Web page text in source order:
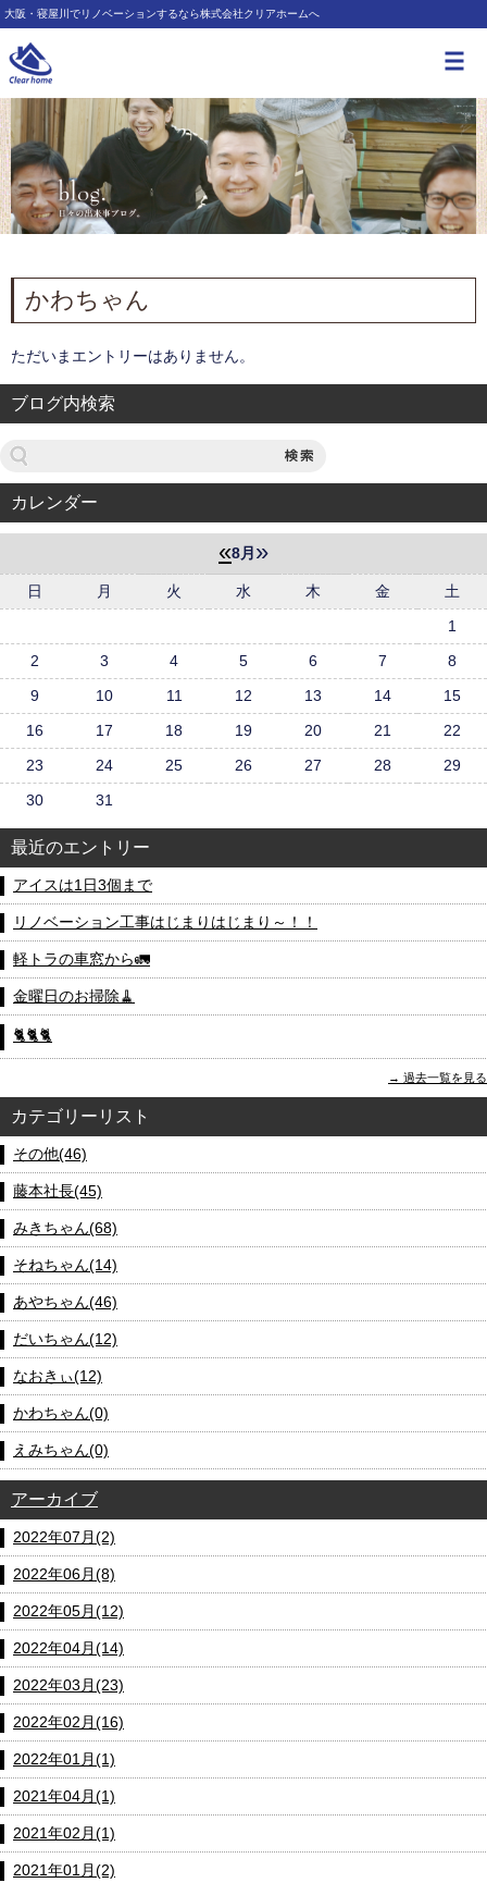
大阪・寝屋川でリノベーションするなら株式会社クリアホームへ
かわちゃん
ただいまエントリーはありません。
ブログ内検索
カレンダー
«8月 »
日 月 火 水 木 金
土
1
2
3 4 5 6 7
8
9
10 11 12 13 14
15
16
17 18 19 20 21
22
23
24 25 26 27 28
29
30
31
最近のエントリー
アイスは1日3個まで
リノベーション工事はじまりはじまり～！！
軽トラの車窓から🚛
金曜日のお掃除🧹
🐈🐈🐈
過去一覧を見る
カテゴリーリスト
その他(46)
藤本社長(45)
みきちゃん(68)
そねちゃん(14)
あやちゃん(46)
だいちゃん(12)
なおきぃ(12)
かわちゃん(0)
えみちゃん(0)
アーカイブ
2022年07月(2)
2022年06月(8)
2022年05月(12)
2022年04月(14)
2022年03月(23)
2022年02月(16)
2022年01月(1)
2021年04月(1)
2021年02月(1)
2021年01月(2)